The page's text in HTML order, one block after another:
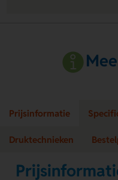
Prijsinformatie
Druktechnieken